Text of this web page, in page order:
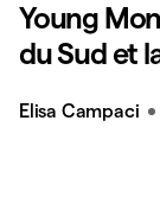
Young
du Sud et
Elisa Campaci